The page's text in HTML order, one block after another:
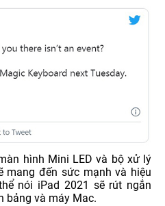
hình Mini LED và bộ xử lý
mang đến sức mạnh và hiệu
nói iPad 2021 sẽ rút ngắn
bảng và máy Mac.